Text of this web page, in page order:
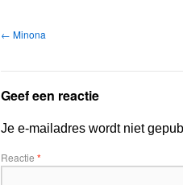
Minona
Geef een reactie
Je e-mailadres wordt niet
Reactie *